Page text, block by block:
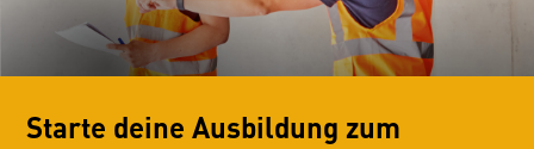
Starte deine Ausbildung zum